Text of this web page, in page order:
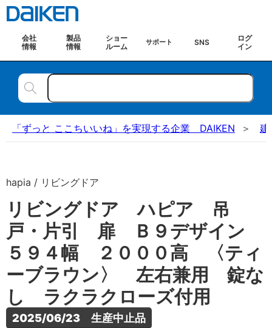
会社
情報
製品
情報
ショー
ルーム
サポート SNS
ログ
イン
「ずっと ここちいいね」を実現する企業 DAIKEN 建
hapia / リビングドア
リビングドア ハピア 吊
戸・片引 扉 Ｂ９デザイン
５９４幅 ２０００高 〈ティ
ーブラウン〉 左右兼用 錠な
し ラクラクローズ付用
2025/06/23　生産中止品